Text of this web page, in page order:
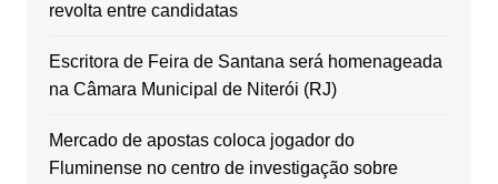
revolta entre candidatas
Escritora de Feira de Santana será homenageada
na Câmara Municipal de Niterói (RJ)
Mercado de apostas coloca jogador do
Fluminense no centro de investigação sobre